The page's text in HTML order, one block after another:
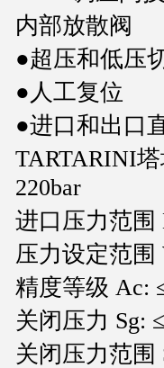
内部放散阀
●超压和低压
●人工复位
●进口和出口
TARTARINI
220bar
进口压力范围
压力设定范围
精度等级 Ac:
关闭压力 Sg:
关闭压力范围